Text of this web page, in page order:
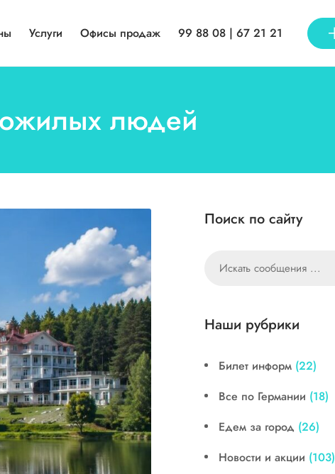
Услуги Офисы продаж 99 88 08 | 67 21 21
людей
Поиск по сайту
Наши рубрики
Билет информ (22)
Все по Германии (18)
Едем за город (26)
Новости и акции (103)